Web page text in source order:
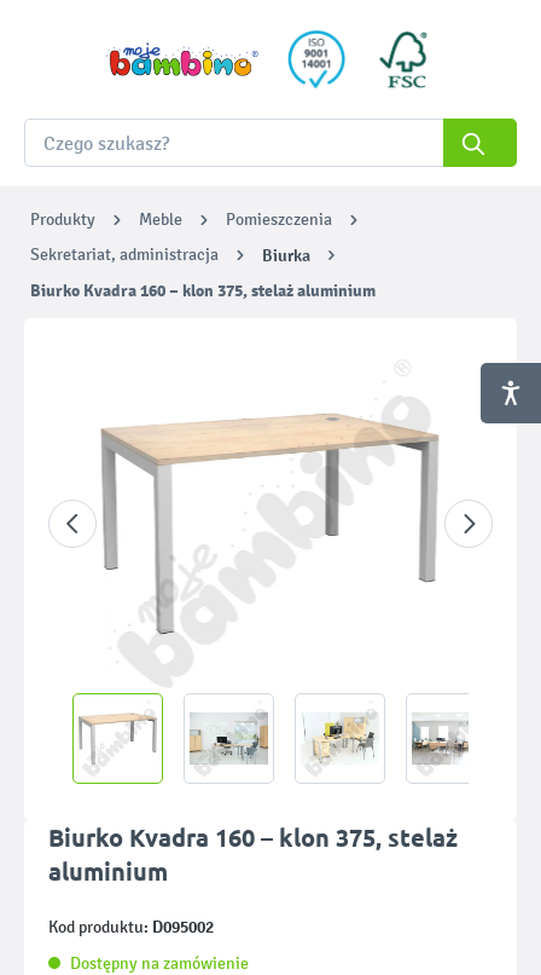
Produkty Meble
Pomieszczenia
Sekretariat, administracja
Biurka
Biurko Kvadra 160 – klon 375, stelaż aluminium
Biurko Kvadra 160 – klon 375, stelaż
aluminium
Kod produktu: D095002
Dostępny na zamówienie